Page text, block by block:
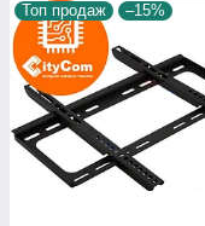
Топ продаж –15%